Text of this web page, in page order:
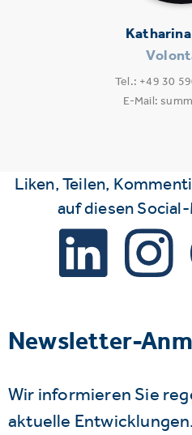
Tel.: +49 30
E-Mail:
Liken, Teilen,
auf diesen
Newsletter-
Wir informieren Sie
aktuelle